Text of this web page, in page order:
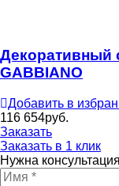
Декоративный
GABBIANO
Добавить в
116 654руб.
Заказать
Заказать в 1 клик
Нужна